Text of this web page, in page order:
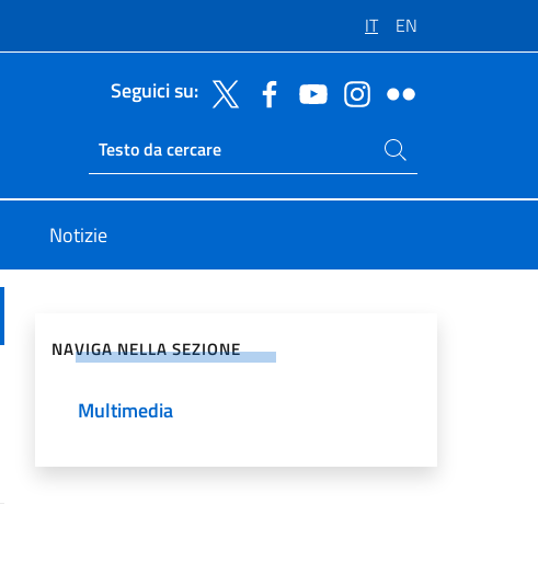
IT EN
Seguici su:
Ricerca sito live
Cerca nel sito
Notizie
NAVIGA NELLA SEZIONE
Multimedia